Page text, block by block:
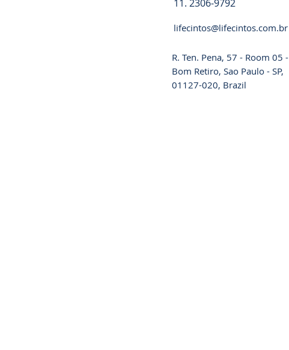
11. 2306-9792
lifecintos@lifecintos.com.br
R. Ten. Pena, 57 - Room 05 -
Bom Retiro, Sao Paulo - SP,
01127-020, Brazil